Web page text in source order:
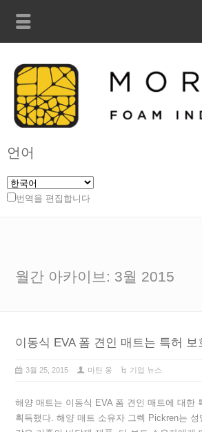
언어
번역을 편집합니다
월간 아카이브: 3월 2015
이동식 EVA 폼 견인 매트는 특허
3월 25, 2015 마틴 웅 기업 뉴스
해양 매트는 이동식 EVA 폼 견인 매트에 대한
획득했다. 해양 매트 소유자 그렉 Pickren는